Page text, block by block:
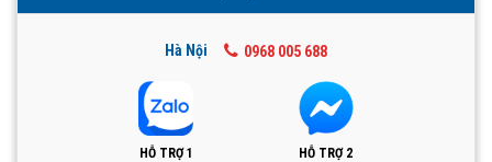
Hà Nội 0968 005 688
HỖ TRỢ 1 HỖ TRỢ 2